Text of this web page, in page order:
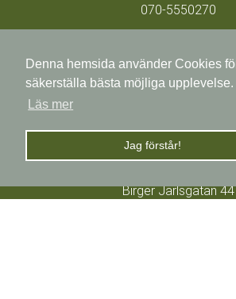
Denna hemsida använder Cookies
säkerställa bästa möjliga upplevelse.
Läs mer
Jag förstår!
070-5550270
bo@kuritzen.se
Adress
Birger Jarlsgatan 44